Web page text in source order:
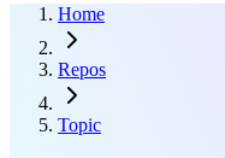
Home
Repos
Topic